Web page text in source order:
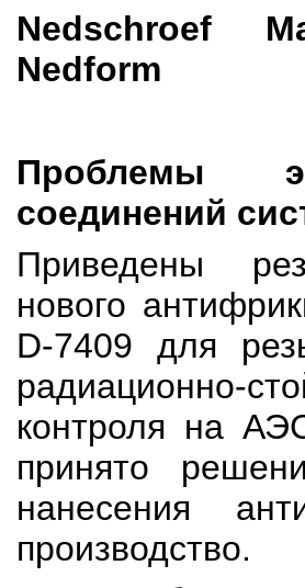
Nedschroef
Nedform
Проблемы
соединений
Приведены
нового
D-7409 для
радиационно-
контроля на
принято
нанесения
производство.